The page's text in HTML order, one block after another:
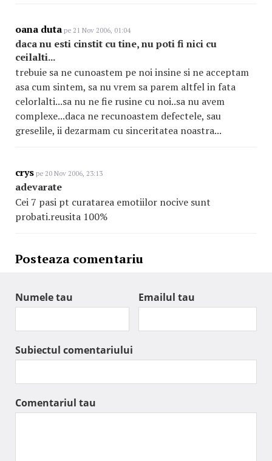
oana duta pe 21 Nov 2006, 01:04
daca nu esti cinstit cu tine, nu poti fi nici cu
ceilalti...
trebuie sa ne cunoastem pe noi insine si ne acceptam
asa cum sintem, sa nu vrem sa parem altfel in fata
celorlalti...sa nu ne fie rusine cu noi..sa nu avem
complexe...daca ne recunoastem defectele, sau
greselile, ii dezarmam cu sinceritatea noastra...
crys pe 20 Nov 2006, 23:13
adevarate
Cei 7 pasi pt curatarea emotiilor nocive sunt
probati.reusita 100%
Posteaza comentariu
Numele tau Emailul tau
Subiectul comentariului
Comentariul tau